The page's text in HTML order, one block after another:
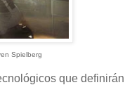
Spielberg
que definirán